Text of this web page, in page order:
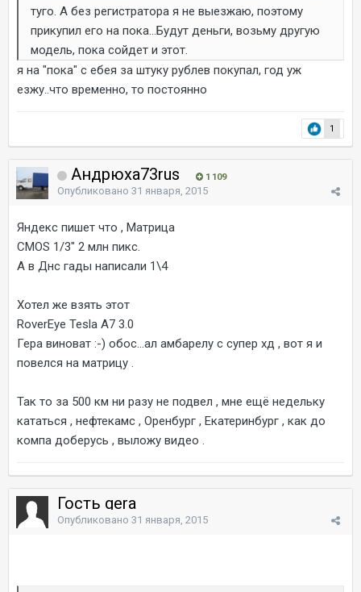
туго. А без регистратора я не выезжаю, поэтому
прикупил его на пока...Будут деньги, возьму другую
модель, пока сойдет и этот.
я на "пока" с ебея за штуку рублев покупал, год уж
езжу..что временно, то постоянно
1
Андрюха73rus 1 109
Опубликовано 31 января, 2015
Яндекс пишет что , Матрица
CMOS 1/3" 2 млн пикс.
А в Днс гады написали 1\4
Хотел же взять этот
RoverEye Tesla A7 3.0
Гера виноват :-) обос...ал амбарелу с супер хд , вот я и
повелся на матрицу .
Так то за 500 км ни разу не подвел , мне ещё недельку
кататься , нефтекамс , Оренбург , Екатеринбург , как до
компа доберусь , выложу видео .
Гость gera
Опубликовано 31 января, 2015